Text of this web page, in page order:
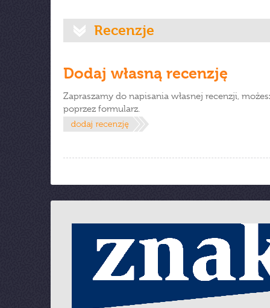
Recenzje
Dodaj własną recenzję
Zapraszamy do napisania własnej recenzji,
poprzez formularz.